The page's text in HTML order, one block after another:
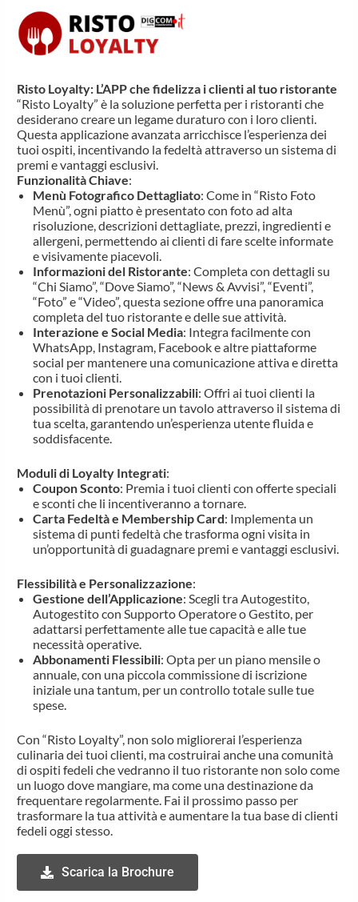
Risto Loyalty: L’APP che fidelizza i clienti al tuo ristorante
“Risto Loyalty” è la soluzione perfetta per i ristoranti che
desiderano creare un legame duraturo con i loro clienti.
Questa applicazione avanzata arricchisce l’esperienza dei
tuoi ospiti, incentivando la fedeltà attraverso un sistema di
premi e vantaggi esclusivi.
Funzionalità Chiave:
Menù Fotografico Dettagliato: Come in “Risto Foto
Menù”, ogni piatto è presentato con foto ad alta
risoluzione, descrizioni dettagliate, prezzi, ingredienti e
allergeni, permettendo ai clienti di fare scelte informate
e visivamente piacevoli.
Informazioni del Ristorante: Completa con dettagli su
“Chi Siamo”, “Dove Siamo”, “News & Avvisi”, “Eventi”,
“Foto” e “Video”, questa sezione offre una panoramica
completa del tuo ristorante e delle sue attività.
Interazione e Social Media: Integra facilmente con
WhatsApp, Instagram, Facebook e altre piattaforme
social per mantenere una comunicazione attiva e diretta
con i tuoi clienti.
Prenotazioni Personalizzabili: Offri ai tuoi clienti la
possibilità di prenotare un tavolo attraverso il sistema di
tua scelta, garantendo un’esperienza utente fluida e
soddisfacente.
Moduli di Loyalty Integrati:
Coupon Sconto: Premia i tuoi clienti con offerte speciali
e sconti che li incentiveranno a tornare.
Carta Fedeltà e Membership Card: Implementa un
sistema di punti fedeltà che trasforma ogni visita in
un’opportunità di guadagnare premi e vantaggi esclusivi.
Flessibilità e Personalizzazione:
Gestione dell’Applicazione: Scegli tra Autogestito,
Autogestito con Supporto Operatore o Gestito, per
adattarsi perfettamente alle tue capacità e alle tue
necessità operative.
Abbonamenti Flessibili: Opta per un piano mensile o
annuale, con una piccola commissione di iscrizione
iniziale una tantum, per un controllo totale sulle tue
spese.
Con “Risto Loyalty”, non solo migliorerai l’esperienza
culinaria dei tuoi clienti, ma costruirai anche una comunità
di ospiti fedeli che vedranno il tuo ristorante non solo come
un luogo dove mangiare, ma come una destinazione da
frequentare regolarmente. Fai il prossimo passo per
trasformare la tua attività e aumentare la tua base di clienti
fedeli oggi stesso.
Scarica la Brochure